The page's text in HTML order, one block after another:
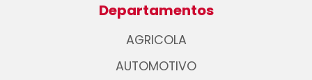
Departamentos
AGRICOLA
AUTOMOTIVO